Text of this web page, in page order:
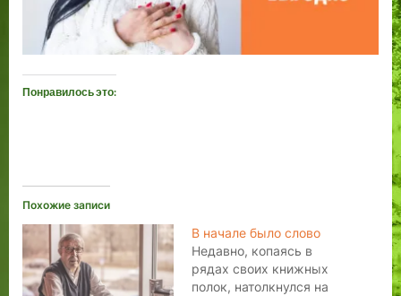
Понравилось это:
Похожие записи
В начале было слово
Недавно, копаясь в
рядах своих книжных
полок, натолкнулся на